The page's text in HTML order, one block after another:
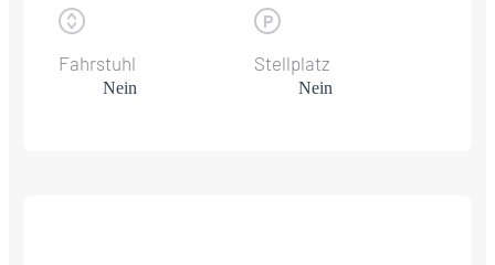
Fahrstuhl
Nein
Stellplatz
Nein